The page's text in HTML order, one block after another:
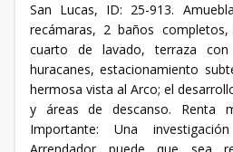
San Lucas, ID: 25-913.
recámaras, 2 baños
cuarto de lavado, terraza
huracanes, estacionamiento
hermosa vista al Arco; el
y áreas de descanso. Renta
Importante: Una